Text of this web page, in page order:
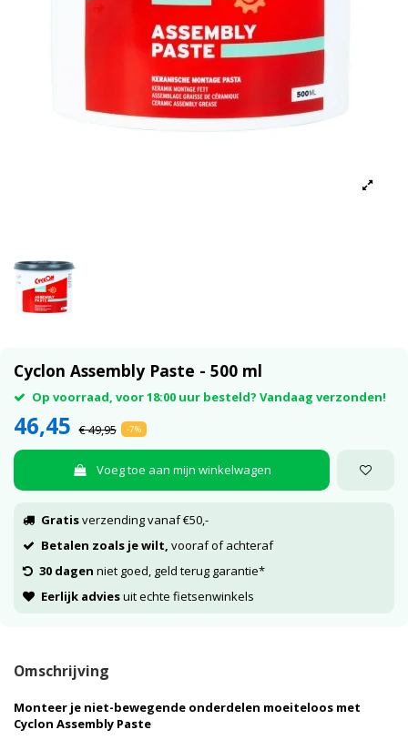
Cyclon Assembly Paste - 500 ml
Op voorraad, voor 18:00 uur besteld? Vandaag verzonden!
46,45 € 49,95 -7%
Voeg toe aan mijn winkelwagen
Gratisverzending vanaf €50,-
Betalen zoals je wilt, vooraf of achteraf
30 dagen niet goed, geld terug garantie*
Eerlijk adviesuit echte fietsenwinkels
Omschrijving
Monteer je niet-bewegende onderdelen moeiteloos met
Cyclon Assembly Paste